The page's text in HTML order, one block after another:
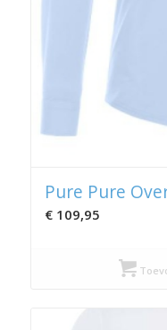
Pure Pure
€109,95